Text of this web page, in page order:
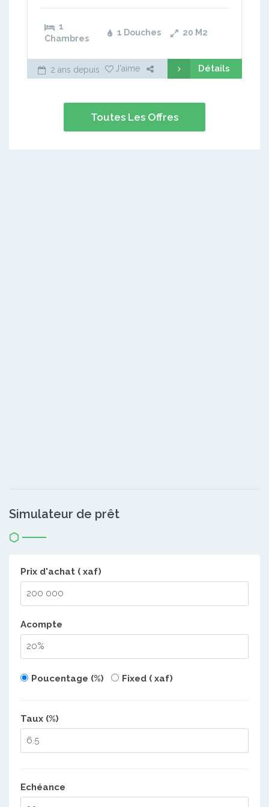
1
Chambres
1 Douches 20 M2
2 ans depuis J'aime Détails
Toutes Les Offres
Simulateur de prêt
Prix d'achat ( xaf)
Acompte
Poucentage (%) Fixed ( xaf)
Taux (%)
Echéance